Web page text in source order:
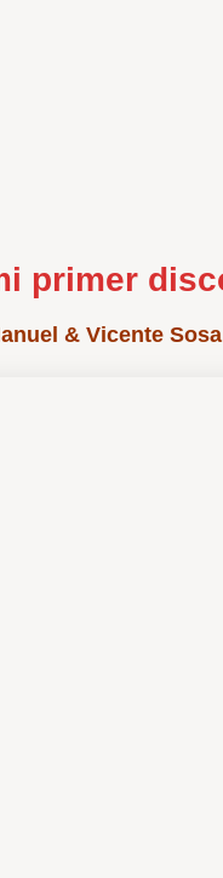
& Vicente Sosa